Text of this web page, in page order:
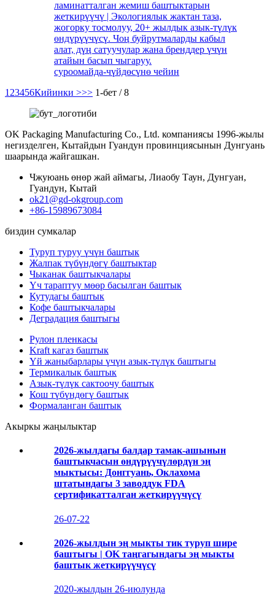
ламинатталган жемиш баштыктарын
жеткирүүчү | Экологиялык жактан таза,
жогорку тосмолуу, 20+ жылдык азык-түлүк
өндүрүүчүсү. Чоң буйрутмаларды кабыл
алат, дүң сатуучулар жана бренддер үчүн
атайын басып чыгаруу.
суроомайда-чүйдөсүнө чейин
1 23456Кийинки >>> 1-бет / 8
OK Packaging Manufacturing Co., Ltd. компаниясы 1996-жылы
негизделген, Кытайдын Гуандун провинциясынын Дунгуань
шаарында жайгашкан.
Чжуюань өнөр жай аймагы, Лиаобу Таун, Дунгуан,
Гуандун, Кытай
ok21@gd-okgroup.com
+86-15989673084
биздин сумкалар
Туруп туруу үчүн баштык
Жалпак түбүндөгү баштыктар
Чыканак баштыкчалары
Үч тараптуу мөөр басылган баштык
Кутудагы баштык
Кофе баштыкчалары
Деградация баштыгы
Рулон пленкасы
Kraft кагаз баштык
Үй жаныбарлары үчүн азык-түлүк баштыгы
Термикалык баштык
Азык-түлүк сактоочу баштык
Кош түбүндөгү баштык
Формаланган баштык
Акыркы жаңылыктар
2026-жылдагы балдар тамак-ашынын
баштыкчасын өндүрүүчүлөрдүн эң
мыктысы: Донггуань, Оклахома
штатындагы 3 заводдук FDA
сертификатталган жеткирүүчүсү
26-07-22
2026-жылдын эң мыкты тик туруп шире
баштыгы | OK таңгагындагы эң мыкты
баштык жеткирүүчүсү
2020-жылдын 26-июлунда